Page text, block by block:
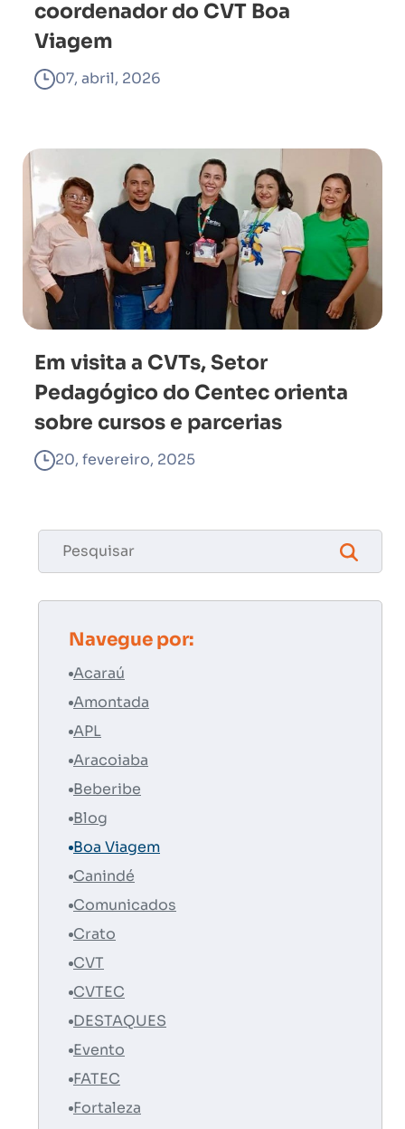
coordenador do CVT Boa
Viagem
07, abril, 2026
Em visita a CVTs, Setor
Pedagógico do Centec orienta
sobre cursos e parcerias
20, fevereiro, 2025
Navegue por:
Acaraú
Amontada
APL
Aracoiaba
Beberibe
Blog
Boa Viagem
Canindé
Comunicados
Crato
CVT
CVTEC
DESTAQUES
Evento
FATEC
Fortaleza